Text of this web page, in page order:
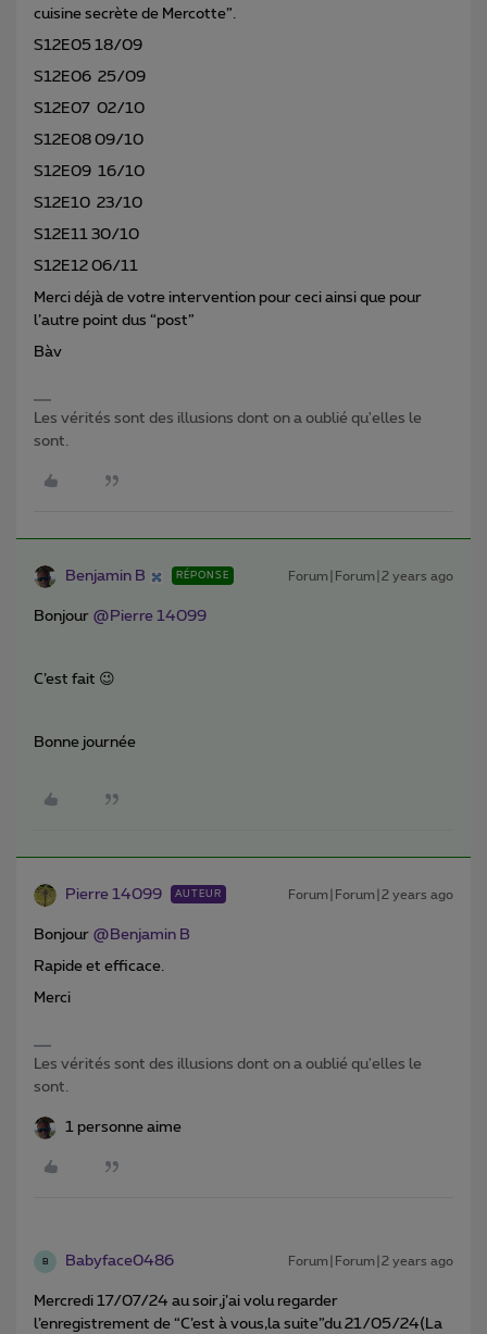
cuisine secrète de Mercotte”.
S12E05 18/09
S12E06 25/09
S12E07 02/10
S12E08 09/10
S12E09 16/10
S12E10 23/10
S12E11 30/10
S12E12 06/11
Merci déjà de votre intervention pour ceci ainsi que pour
l’autre point dus “post”
Bàv
Les vérités sont des illusions dont on a oublié qu'elles le
sont.
Benjamin B RÉPONSE Forum|Forum|2 years ago
Bonjour @Pierre 14099
C’est fait 😉
Bonne journée
Pierre 14099 AUTEUR Forum|Forum|2 years ago
Bonjour @Benjamin B
Rapide et efficace.
Merci
Les vérités sont des illusions dont on a oublié qu'elles le
sont.
1 personne aime
B Babyface0486 Forum|Forum|2 years ago
Mercredi 17/07/24 au soir,j’ai volu regarder
l’enregistrement de “C’est à vous,la suite”du 21/05/24(La